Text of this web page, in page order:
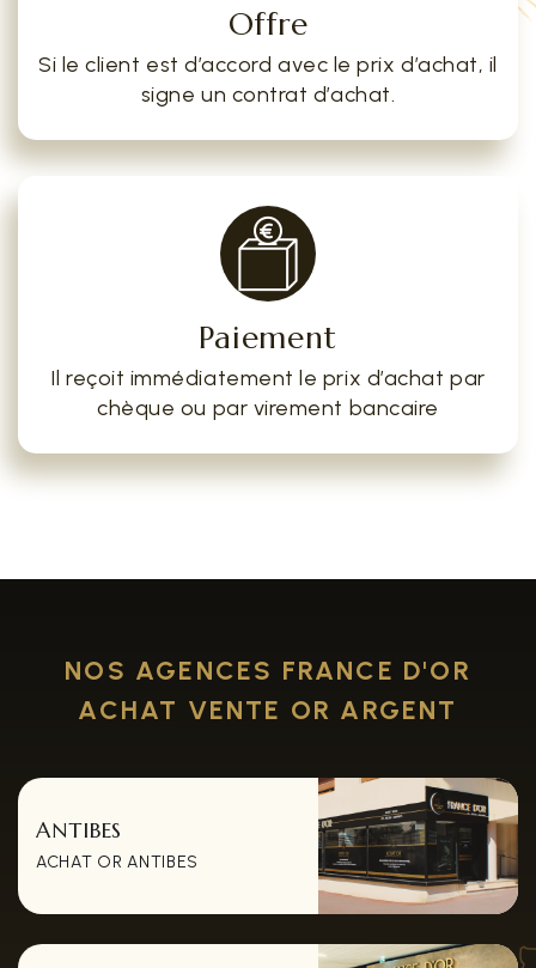
Offre
Si le client est d’accord avec le prix d’achat, il
signe un contrat d’achat.
Paiement
Il reçoit immédiatement le prix d’achat par
chèque ou par virement bancaire
NOS AGENCES FRANCE D'OR
ACHAT VENTE OR ARGENT
ANTIBES
ACHAT OR ANTIBES